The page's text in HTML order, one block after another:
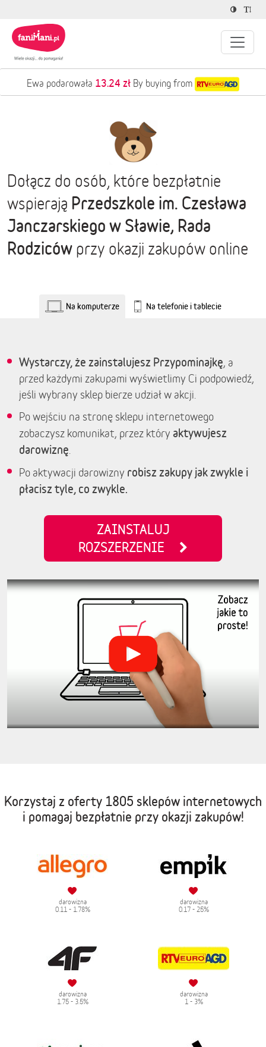
Ewa podarowała 13.24 zł By buying from
Dołącz do osób, które bezpłatnie
wspierają Przedszkole im. Czesława
Janczarskiego w Sławie, Rada
Rodziców przy okazji zakupów online
Na komputerze Na telefonie i tablecie
Wystarczy, że zainstalujesz Przypominajkę, a
przed każdymi zakupami wyświetlimy Ci podpowiedź,
jeśli wybrany sklep bierze udział w akcji.
Po wejściu na stronę sklepu internetowego
zobaczysz komunikat, przez który aktywujesz
darowiznę
Po aktywacji darowizny robisz zakupy jak zwykle i
płacisz tyle, co zwykle.
ZAINSTALUJ
ROZSZERZENIE
Korzystaj z oferty 1805 sklepów internetowych
i pomagaj bezpłatnie przy okazji zakupów!
darowizna
0.11 - 1.78%
darowizna
0.17 - 25%
darowizna
1.75 - 3.5%
darowizna
1 - 3%